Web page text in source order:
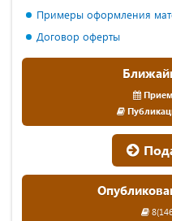
Примеры оформления
Договор оферты
Прием